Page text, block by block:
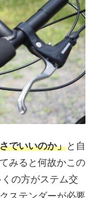
でいいのか」と自
みると何故かこの
の方がステム交
ステンダーが必要